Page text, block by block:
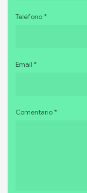
Teléfono *
Email *
Comentario *